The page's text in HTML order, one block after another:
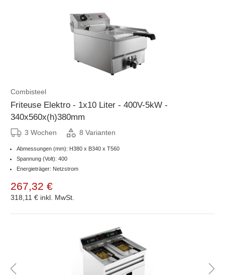
Combisteel
Friteuse Elektro - 1x10 Liter - 400V-5kW -
340x560x(h)380mm
3 Wochen 8 Varianten
Abmessungen (mm): H380 x B340 x T560
Spannung (Volt): 400
Energieträger: Netzstrom
267,32 €
318,11 € inkl. MwSt.